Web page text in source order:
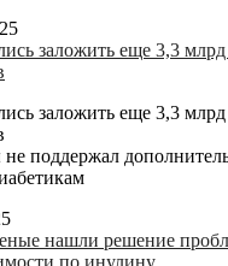
заложить еще 3,3 млрд
заложить еще 3,3 млрд
поддержал
нашли решение